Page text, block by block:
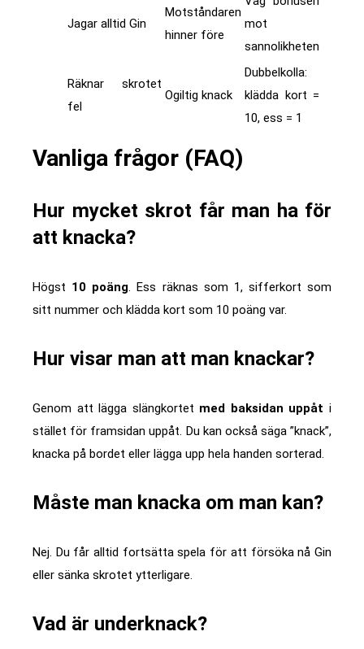
Jagar alltid Gin
Motståndaren
hinner före
mot
sannolikheten
Räknar skrotet
fel
Ogiltig knack
Dubbelkolla:
klädda kort =
10, ess = 1
Vanliga frågor (FAQ)
Hur mycket skrot får man ha för
att knacka?
Högst 10 poäng. Ess räknas som 1, sifferkort som
sitt nummer och klädda kort som 10 poäng var.
Hur visar man att man knackar?
Genom att lägga slängkortet med baksidan uppåt i
stället för framsidan uppåt. Du kan också säga ”knack”,
knacka på bordet eller lägga upp hela handen sorterad.
Måste man knacka om man kan?
Nej. Du får alltid fortsätta spela för att försöka nå Gin
eller sänka skrotet ytterligare.
Vad är underknack?